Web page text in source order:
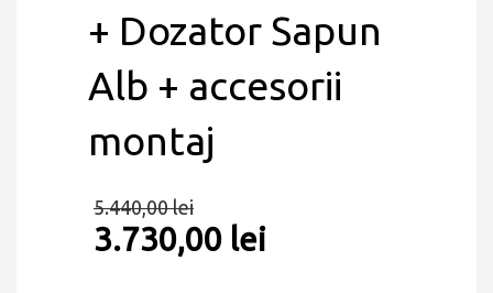
+ Dozator Sapun
Alb + accesorii
montaj
5.440,00lei
3.730,00 lei